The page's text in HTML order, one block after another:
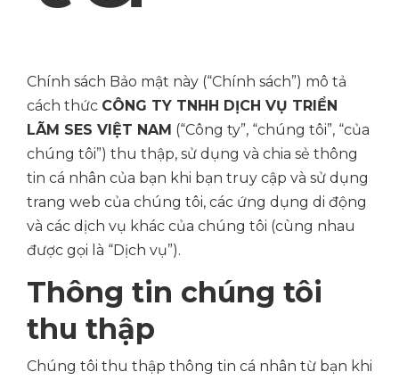
Chính sách Bảo mật này (“Chính sách”) mô tả
cách thức CÔNG TY TNHH DỊCH VỤ TRIỂN
LÃM SES VIỆT NAM (“Công ty”, “chúng tôi”, “của
chúng tôi”) thu thập, sử dụng và chia sẻ thông
tin cá nhân của bạn khi bạn truy cập và sử dụng
trang web của chúng tôi, các ứng dụng di động
và các dịch vụ khác của chúng tôi (cùng nhau
được gọi là “Dịch vụ”).
Thông tin chúng tôi
thu thập
Chúng tôi thu thập thông tin cá nhân từ bạn khi